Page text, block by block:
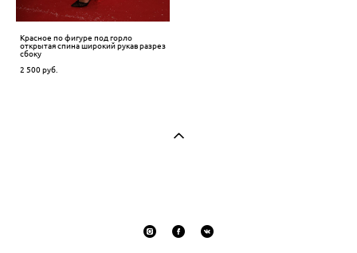
Красное по фигуре под горло
открытая спина широкий рукав разрез
сбоку
2 500 pуб.